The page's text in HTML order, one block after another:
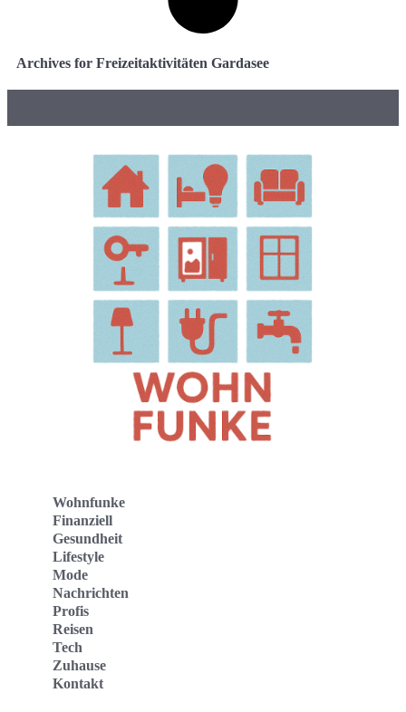
Archives for Freizeitaktivitäten Gardasee
Wohnfunke
Finanziell
Gesundheit
Lifestyle
Mode
Nachrichten
Profis
Reisen
Tech
Zuhause
Kontakt